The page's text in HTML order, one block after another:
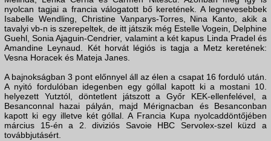
nyolcan tagjai a francia válogatott bő keretének. A legnevesebbek
Isabelle Wendling, Christine Vanparys-Torres, Nina Kanto, akik a
tavalyi vb-n is szerepeltek, de itt játszik még Estelle Vogein, Delphine
Guehl, Sonia Ajaguin-Cendrier, valamint a két kapus Linda Pradel és
Amandine Leynaud. Két horvát légiós is tagja a Metz keretének:
Vesna Horacek és Mateja Janes.
A bajnokságban 3 pont előnnyel áll az élen a csapat 16 forduló után.
A nyitó fordulóban idegenben egy góllal kapott ki a mostani 10.
helyezett Yutztól, döntetlent játszott a Győr KEK-ellenfelével, a
Besanconnal hazai pályán, majd Mérignacban és Besanconban
kapott ki egy illetve két góllal. A Francia Kupa nyolcaddöntőjében
március 15-én a 2. diviziós Savoie HBC Servolex-szel küzd a
továbbjutásért.